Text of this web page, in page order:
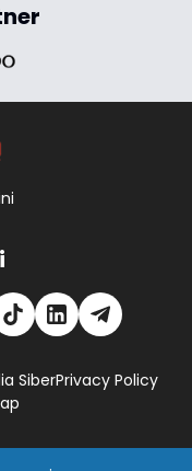
SiberPrivacy Policy